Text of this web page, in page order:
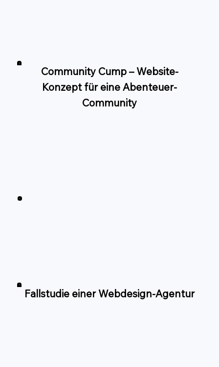
Community Cump – Website-
Konzept für eine Abenteuer-
Community
Fallstudie einer Webdesign-Agentur